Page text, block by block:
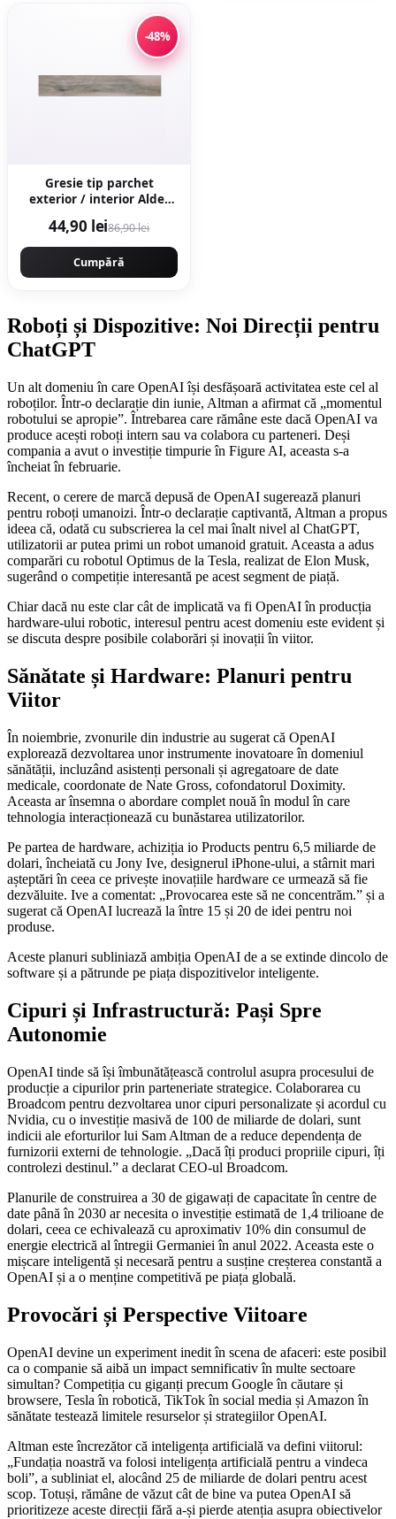
-48%
Gresie tip parchet
exterior / interior Alder
portelanata
44,90 lei86,90 lei
Cumpără
Roboți și Dispozitive: Noi Direcții pentru
ChatGPT
Un alt domeniu în care OpenAI își desfășoară activitatea este cel al
roboților. Într-o declarație din iunie, Altman a afirmat că „momentul
robotului se apropie”. Întrebarea care rămâne este dacă OpenAI va
produce acești roboți intern sau va colabora cu parteneri. Deși
compania a avut o investiție timpurie în Figure AI, aceasta s-a
încheiat în februarie.
Recent, o cerere de marcă depusă de OpenAI sugerează planuri
pentru roboți umanoizi. Într-o declarație captivantă, Altman a propus
ideea că, odată cu subscrierea la cel mai înalt nivel al ChatGPT,
utilizatorii ar putea primi un robot umanoid gratuit. Aceasta a adus
comparări cu robotul Optimus de la Tesla, realizat de Elon Musk,
sugerând o competiție interesantă pe acest segment de piață.
Chiar dacă nu este clar cât de implicată va fi OpenAI în producția
hardware-ului robotic, interesul pentru acest domeniu este evident și
se discuta despre posibile colaborări și inovații în viitor.
Sănătate și Hardware: Planuri pentru
Viitor
În noiembrie, zvonurile din industrie au sugerat că OpenAI
explorează dezvoltarea unor instrumente inovatoare în domeniul
sănătății, incluzând asistenți personali și agregatoare de date
medicale, coordonate de Nate Gross, cofondatorul Doximity.
Aceasta ar însemna o abordare complet nouă în modul în care
tehnologia interacționează cu bunăstarea utilizatorilor.
Pe partea de hardware, achiziția io Products pentru 6,5 miliarde de
dolari, încheiată cu Jony Ive, designerul iPhone-ului, a stârnit mari
așteptări în ceea ce privește inovațiile hardware ce urmează să fie
dezvăluite. Ive a comentat: „Provocarea este să ne concentrăm.” și a
sugerat că OpenAI lucrează la între 15 și 20 de idei pentru noi
produse.
Aceste planuri subliniază ambiția OpenAI de a se extinde dincolo de
software și a pătrunde pe piața dispozitivelor inteligente.
Cipuri și Infrastructură: Pași Spre
Autonomie
OpenAI tinde să își îmbunătățească controlul asupra procesului de
producție a cipurilor prin parteneriate strategice. Colaborarea cu
Broadcom pentru dezvoltarea unor cipuri personalizate și acordul cu
Nvidia, cu o investiție masivă de 100 de miliarde de dolari, sunt
indicii ale eforturilor lui Sam Altman de a reduce dependența de
furnizorii externi de tehnologie. „Dacă îți produci propriile cipuri, îți
controlezi destinul.” a declarat CEO-ul Broadcom.
Planurile de construirea a 30 de gigawați de capacitate în centre de
date până în 2030 ar necesita o investiție estimată de 1,4 trilioane de
dolari, ceea ce echivalează cu aproximativ 10% din consumul de
energie electrică al întregii Germaniei în anul 2022. Aceasta este o
mișcare inteligentă și necesară pentru a susține creșterea constantă a
OpenAI și a o menține competitivă pe piața globală.
Provocări și Perspective Viitoare
OpenAI devine un experiment inedit în scena de afaceri: este posibil
ca o companie să aibă un impact semnificativ în multe sectoare
simultan? Competiția cu giganți precum Google în căutare și
browsere, Tesla în robotică, TikTok în social media și Amazon în
sănătate testează limitele resurselor și strategiilor OpenAI.
Altman este încrezător că inteligența artificială va defini viitorul:
„Fundația noastră va folosi inteligența artificială pentru a vindeca
boli”, a subliniat el, alocând 25 de miliarde de dolari pentru acest
scop. Totuși, rămâne de văzut cât de bine va putea OpenAI să
prioritizeze aceste direcții fără a-și pierde atenția asupra obiectivelor